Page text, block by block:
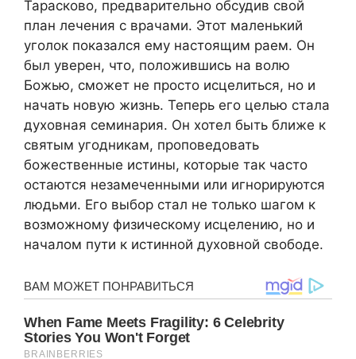
Тарасково, предварительно обсудив свой
план лечения с врачами. Этот маленький
уголок показался ему настоящим раем. Он
был уверен, что, положившись на волю
Божью, сможет не просто исцелиться, но и
начать новую жизнь. Теперь его целью стала
духовная семинария. Он хотел быть ближе к
святым угодникам, проповедовать
божественные истины, которые так часто
остаются незамеченными или игнорируются
людьми. Его выбор стал не только шагом к
возможному физическому исцелению, но и
началом пути к истинной духовной свободе.